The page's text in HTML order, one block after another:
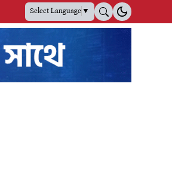
Select Language▼